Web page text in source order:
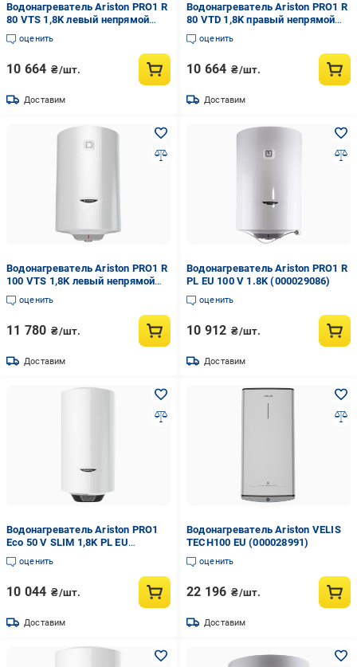
Водонагреватель Ariston PRO1 R
80 VTS 1,8K левый непрямой
нагрев (000016575)
оценить
10 664 ₴/шт.
Доставим
Водонагреватель Ariston PRO1 R
80 VTD 1,8K правый непрямой
нагрев (000016612)
оценить
10 664 ₴/шт.
Доставим
Водонагреватель Ariston PRO1 R
100 VTS 1,8K левый непрямой
нагрев (000016576)
оценить
11 780 ₴/шт.
Доставим
Водонагреватель Ariston PRO1 R
PL EU 100 V 1.8K (000029086)
оценить
10 912 ₴/шт.
Доставим
Водонагреватель Ariston PRO1
Eco 50 V SLIM 1,8K PL EU
(000029118)
оценить
10 044 ₴/шт.
Доставим
Водонагреватель Ariston VELIS
TECH100 EU (000028991)
оценить
22 196 ₴/шт.
Доставим